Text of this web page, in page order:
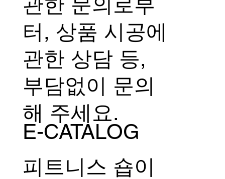
터, 상품 시공에
관한 상담 등,
부담없이 문의
해 주세요.
E-CATALOG
피트니스 숍이